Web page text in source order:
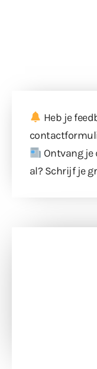
Heb je
Ontvang
al? Schrijf je